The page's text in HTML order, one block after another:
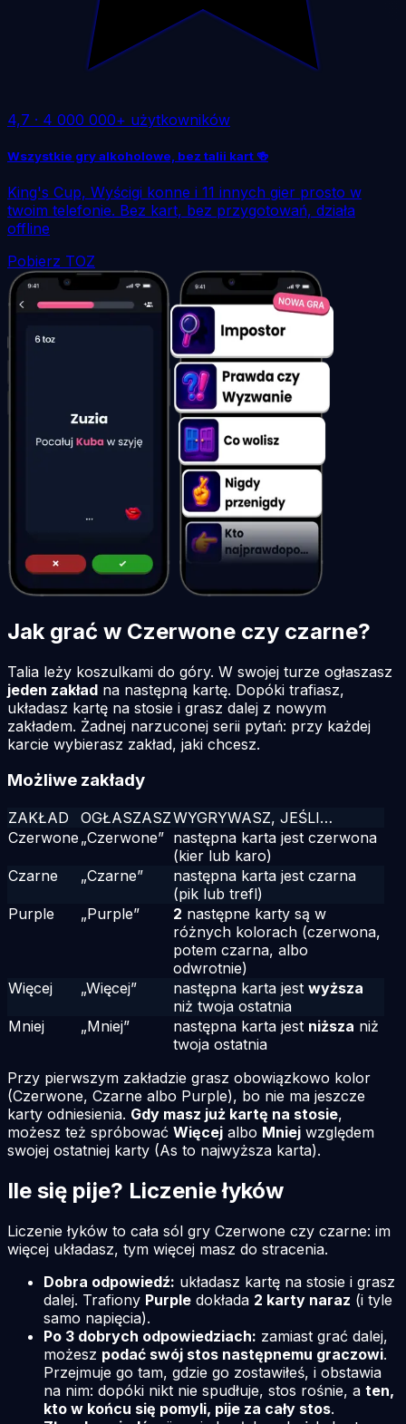
4,7 · 4 000 000+ użytkowników
Wszystkie gry alkoholowe, bez talii kart 🍻
King's Cup, Wyścigi konne i 11 innych gier prosto w
twoim telefonie. Bez kart, bez przygotowań, działa
offline
Pobierz TOZ
Jak grać w Czerwone czy czarne?
Talia leży koszulkami do góry. W swojej turze ogłaszasz
jeden zakład na następną kartę. Dopóki trafiasz,
układasz kartę na stosie i grasz dalej z nowym
zakładem. Żadnej narzuconej serii pytań: przy każdej
karcie wybierasz zakład, jaki chcesz.
Możliwe zakłady
ZAKŁAD OGŁASZASZWYGRYWASZ, JEŚLI…
Czerwone „Czerwone” następna karta jest czerwona
(kier lub karo)
Czarne
„Czarne”
następna karta jest czarna
(pik lub trefl)
Purple
„Purple” 2 następne karty są w
różnych kolorach (czerwona,
potem czarna, albo
odwrotnie)
Więcej
„Więcej” następna karta jest wyższa
niż twoja ostatnia
Mniej
„Mniej” następna karta jest niższa niż
twoja ostatnia
Przy pierwszym zakładzie grasz obowiązkowo kolor
(Czerwone, Czarne albo Purple), bo nie ma jeszcze
karty odniesienia. Gdy masz już kartę na stosie,
możesz też spróbować Więcej albo Mniej względem
swojej ostatniej karty (As to najwyższa karta).
Ile się pije? Liczenie łyków
Liczenie łyków to cała sól gry Czerwone czy czarne: im
więcej układasz, tym więcej masz do stracenia.
Dobra odpowiedź: układasz kartę na stosie i grasz
dalej. Trafiony Purple dokłada 2 karty naraz (i tyle
samo napięcia).
Po 3 dobrych odpowiedziach: zamiast grać dalej,
możesz podać swój stos następnemu graczowi.
Przejmuje go tam, gdzie go zostawiłeś, i obstawia
na nim: dopóki nikt nie spudłuje, stos rośnie, a ten,
kto w końcu się pomyli, pije za cały stos.